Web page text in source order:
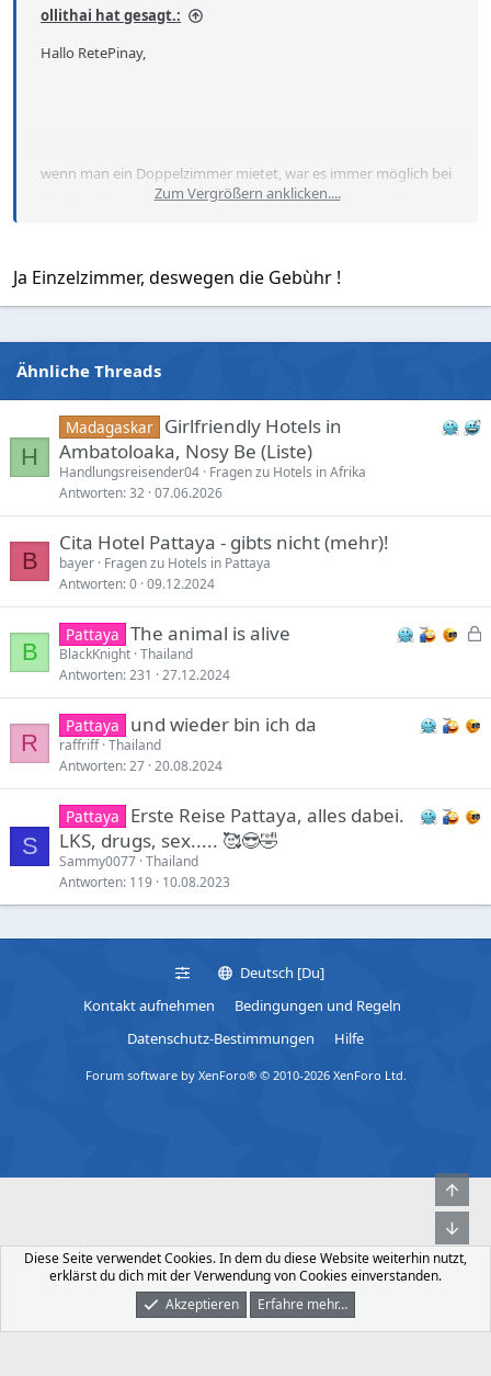
ollithai hat gesagt.:
Hallo RetePinay,
wenn man ein Doppelzimmer mietet, war es immer möglich bei
den Hotel eine Lady kostenlos mitzunehmen. Hattest du ein
Zum Vergrößern anklicken....
Ja Einzelzimmer, deswegen die Gebùhr !
Ähnliche Threads
H
Madagaskar Girlfriendly Hotels in
Ambatoloaka, Nosy Be (Liste)
Handlungsreisender04 Fragen zu Hotels in Afrika
Antworten 32 07.06.2026
B
Cita Hotel Pattaya - gibts nicht (mehr)!
bayer Fragen zu Hotels in Pattaya
Antworten 0 09.12.2024
B
p
Pattaya The animal is alive
BlackKnight Thailand
Antworten 231 27.12.2024
R
Pattaya und wieder bin ich da
raffriff Thailand
Antworten 27 20.08.2024
S
Pattaya
Erste Reise Pattaya, alles dabei.
LKS, drugs, sex..... 🥰😎🤣
Sammy0077 Thailand
Antworten 119 10.08.2023
Deutsch [Du]
Kontakt aufnehmen
Bedingungen und Regeln
Datenschutz-Bestimmungen
Hilfe
Forum software by XenForo® © 2010-2026 XenForo Ltd.
Was Ist Neu Dunkler Modus Anmelden
Diese Seite verwendet Cookies. In dem du diese Website weiterhin nutzt,
erklärst du dich mit der Verwendung von Cookies einverstanden.
Akzeptieren
Erfahre mehr…